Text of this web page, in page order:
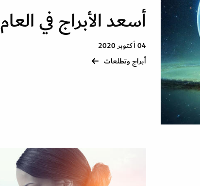
أسعد الأبراج في العام 2020
04 أكتوبر 2020
أبراج وتطلعات